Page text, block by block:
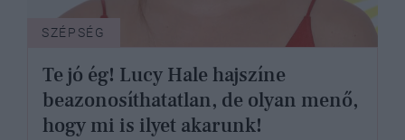
SZÉPSÉG
Te jó ég! Lucy Hale hajszíne
beazonosíthatatlan, de olyan menő,
hogy mi is ilyet akarunk!